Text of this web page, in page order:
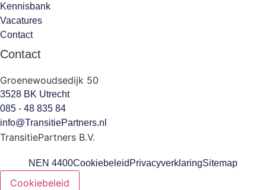
Kennisbank
Vacatures
Contact
Contact
Groenewoudsedijk 50
3528 BK Utrecht
085 - 48 835 84
info@TransitiePartners.nl
TransitiePartners B.V.
NEN 4400Cookiebeleid PrivacyverklaringSitemap
Cookiebeleid